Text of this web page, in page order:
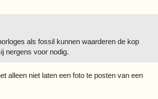
als fossil kunnen waarderen de kop
nergens voor nodig.
alleen niet laten een foto te posten van een